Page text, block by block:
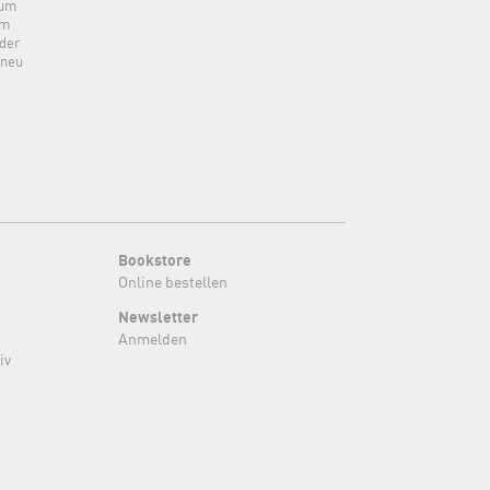
Bookstore
Online bestellen
Newsletter
Anmelden